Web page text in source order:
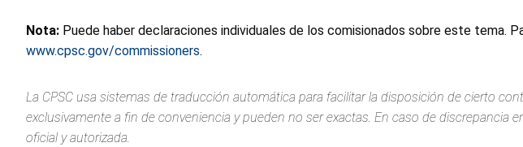
Nota: Puede haber declaraciones individuales de los comisionados sobre este tema.
www.cpsc.gov/commissioners.
La CPSC usa sistemas de traducción automática para facilitar la disposición de cierto
exclusivamente a fin de conveniencia y pueden no ser exactas. En caso de discrepancia
oficial y autorizada.